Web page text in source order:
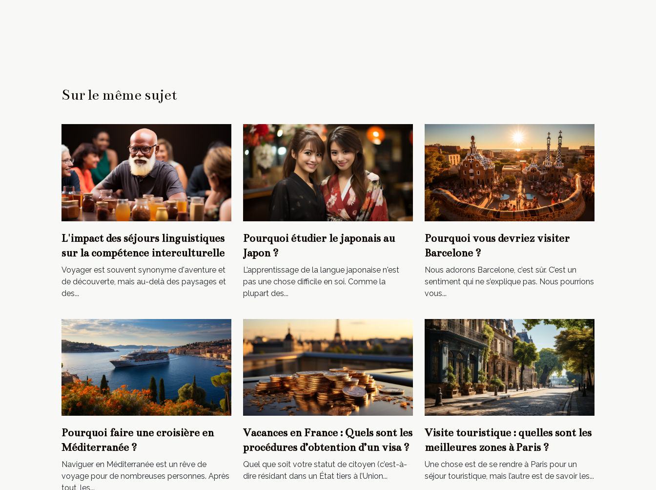
Sur le même sujet
L'impact des séjours linguistiques
sur la compétence interculturelle
Voyager est souvent synonyme d'aventure et
de découverte, mais au-delà des paysages et
des...
Pourquoi étudier le japonais au
Japon ?
L’apprentissage de la langue japonaise n'est
pas une chose difficile en soi. Comme la
plupart des...
Pourquoi vous devriez visiter
Barcelone ?
Nous adorons Barcelone, c’est sûr. C’est un
sentiment qui ne s’explique pas. Nous pourrions
vous...
Pourquoi faire une croisière en
Méditerranée ?
Naviguer en Méditerranée est un rêve de
voyage pour de nombreuses personnes. Après
tout, les...
Vacances en France : Quels sont les
procédures d’obtention d’un visa ?
Quel que soit votre statut de citoyen (c’est-à-
dire résidant dans un État tiers à l’Union...
Visite touristique : quelles sont les
meilleures zones à Paris ?
Une chose est de se rendre à Paris pour un
séjour touristique, mais l’autre est de savoir les...